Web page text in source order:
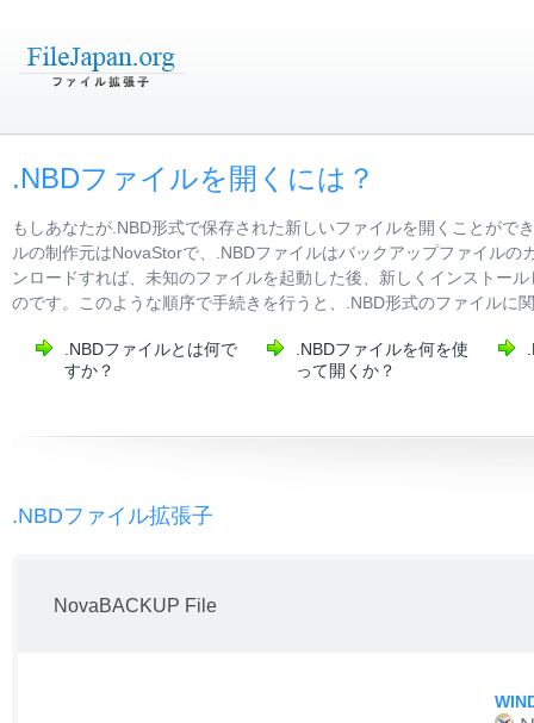
.NBDファイルを開くには？
もしあなたが.NBD形式で保存された新しいファイルを開くことが
ルの制作元はNovaStorで、.NBDファイルはバックアップファイル
ンロードすれば、未知のファイルを起動した後、新しくインストー
のです。このような順序で手続きを行うと、.NBD形式のファイルに
.NBDファイルとは何で
すか？
.NBDファイルを何を使
って開くか？
.NBDファイル拡張子
NovaBACKUP File